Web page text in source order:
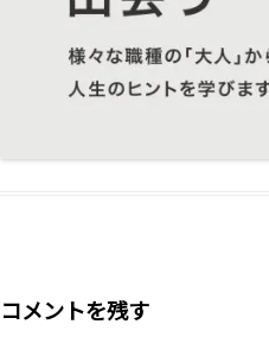
コメントを残す